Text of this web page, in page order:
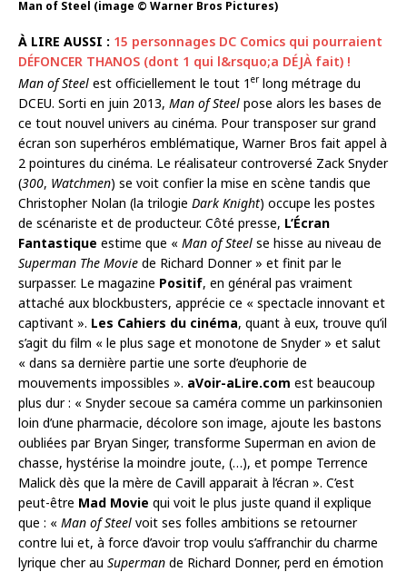
Man of Steel (image © Warner Bros Pictures)
À LIRE AUSSI : 15 personnages DC Comics qui pourraient
DÉFONCER THANOS (dont 1 qui l&rsquo;a DÉJÀ fait) !
Man of Steel est officiellement le tout 1 erlong métrage du
DCEU. Sorti en juin 2013, Man of Steel pose alors les bases de
ce tout nouvel univers au cinéma. Pour transposer sur grand
écran son superhéros emblématique, Warner Bros fait appel à
2 pointures du cinéma. Le réalisateur controversé Zack Snyder
(300, Watchmen) se voit confier la mise en scène tandis que
Christopher Nolan (la trilogie Dark Knight) occupe les postes
de scénariste et de producteur. Côté presse, L’Écran
Fantastique estime que « Man of Steel se hisse au niveau de
Superman The Movie de Richard Donner » et finit par le
surpasser. Le magazine Positif, en général pas vraiment
attaché aux blockbusters, apprécie ce « spectacle innovant et
captivant ». Les Cahiers du cinéma, quant à eux, trouve qu’il
s’agit du film « le plus sage et monotone de Snyder » et salut
« dans sa dernière partie une sorte d’euphorie de
mouvements impossibles ». aVoir-aLire.com est beaucoup
plus dur : « Snyder secoue sa caméra comme un parkinsonien
loin d’une pharmacie, décolore son image, ajoute les bastons
oubliées par Bryan Singer, transforme Superman en avion de
chasse, hystérise la moindre joute, (…), et pompe Terrence
Malick dès que la mère de Cavill apparait à l’écran ». C’est
peut-être Mad Movie qui voit le plus juste quand il explique
que : « Man of Steel voit ses folles ambitions se retourner
contre lui et, à force d’avoir trop voulu s’affranchir du charme
lyrique cher au Superman de Richard Donner, perd en émotion